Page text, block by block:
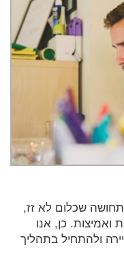
שכלום לא זז,
ואמיצות. כן, אנו
ולהתחיל בתהליך